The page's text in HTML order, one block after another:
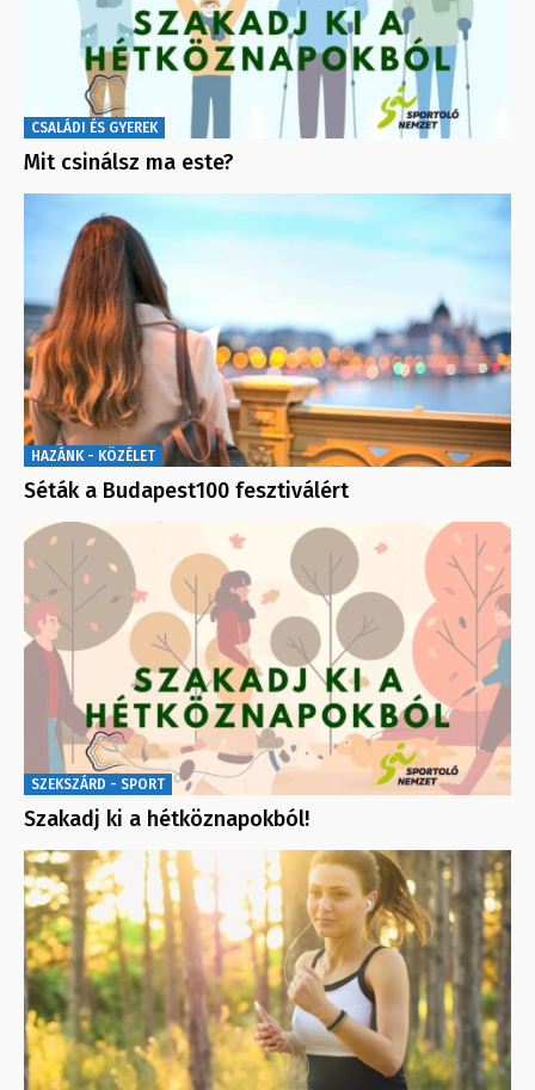
CSALÁDI ÉS GYEREK
Mit csinálsz ma este?
HAZÁNK - KÖZÉLET
Séták a Budapest100 fesztiválért
SZEKSZÁRD - SPORT
Szakadj ki a hétköznapokból!